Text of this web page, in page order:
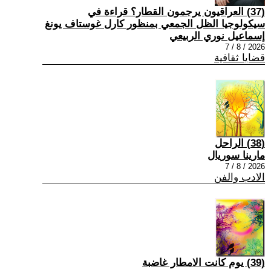
(37) العراقيون يرجمون القطار؟ قراءة في
سيكولوجيا الظل الجمعي بمنظور كارل غوستاف يونغ
إسماعيل نوري الربيعي
2026 / 8 / 7
قضايا ثقافية
(38) الراحل
مارينا سوريال
2026 / 8 / 7
الادب والفن
(39) يوم كانت الامطار غاضبة